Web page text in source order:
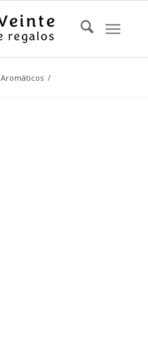
Aromáticos /